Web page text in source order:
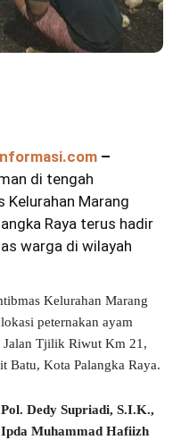
–
di tengah
Kelurahan Marang
Raya terus hadir
warga di wilayah
Kelurahan Marang
peternakan ayam
Tjilik Riwut Km 21,
Batu, Kota Palangka Raya.
Dedy Supriadi, S.I.K.,
Ipda Muhammad Hafiizh